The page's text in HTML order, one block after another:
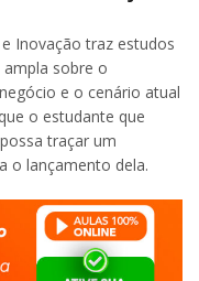
Inovação traz estudos
sobre o
e o cenário atual
o estudante que
traçar um
o lançamento dela.